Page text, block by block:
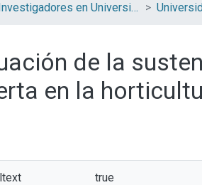
Investigadores en Universidades Nacionales de la provincia de Buenos Aires
de la
en la
true